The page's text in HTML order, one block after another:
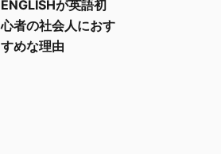
ENGLISHが英語初
心者の社会人におす
すめな理由